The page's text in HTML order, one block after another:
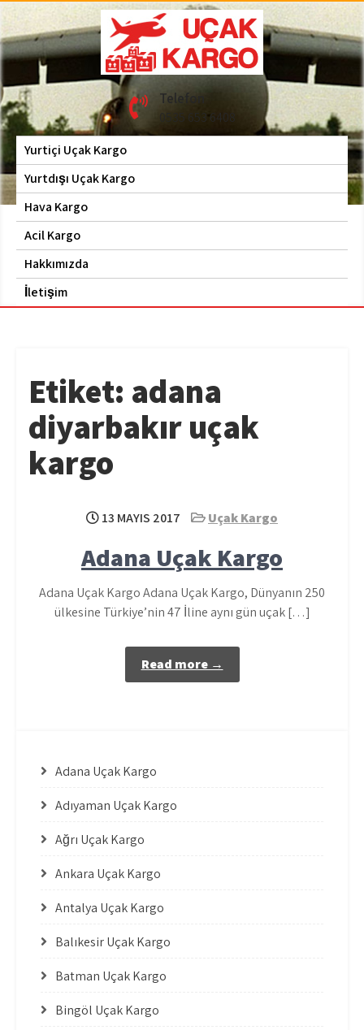
Skip
to
content
Hava Kargo | Acil Kargo
| 0535 653 6408
Uçak Kargo Telefon
0535 653 6408
Yurtiçi Uçak Kargo
Yurtdışı Uçak Kargo
Hava Kargo
Acil Kargo
Hakkımızda
İletişim
Etiket: adana
diyarbakır uçak
kargo
13 MAYIS 2017 Uçak Kargo
Adana Uçak Kargo
Adana Uçak Kargo Adana Uçak Kargo, Dünyanın 250
ülkesine Türkiye’nin 47 İline aynı gün uçak […]
Read more →
Adana Uçak Kargo
Adıyaman Uçak Kargo
Ağrı Uçak Kargo
Ankara Uçak Kargo
Antalya Uçak Kargo
Balıkesir Uçak Kargo
Batman Uçak Kargo
Bingöl Uçak Kargo